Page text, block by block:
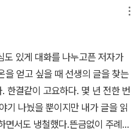
단순히 문학과 예술에만 있는
물론 과학적 사고에도 상상력은
는 방식의 본질이다. 이 책은 이
고 선언한다. 인지과학의 다양한
나같이 상상력의 중요성을 강조
, 신문 기사, 광고, 과학적 진술과
현에 이르기까지 인간사의 다채
의 작용과 개념적 혼성의 힘을
도 있게 대화를 나누고픈 저자가
을 얻고 싶을 때 선생의 글을 찾는
한결같이 고요하다. 몇 년 전한 번
기 나눴을 뿐이지만 내가 글을 읽
면서도 냉철했다.뜬금없이 주례를